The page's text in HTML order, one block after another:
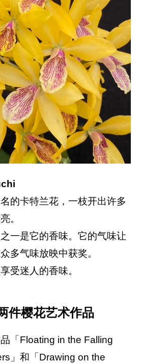
的卡特兰花，一枝开出许多
。
一是它的香味。它的气味让
多气味放映中获奖。
受迷人的香味。
件樱花艺术作品
「Floating in the Falling
」和「Drawing on the